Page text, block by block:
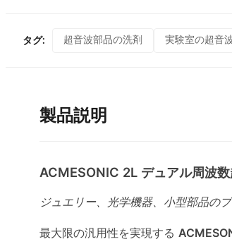
タグ: 超音波部品の洗剤 実験室の超音
製品説明
ACMESONIC 2L デュアル周波
ジュエリー、光学機器、小型部品の
最大限の汎用性を実現する